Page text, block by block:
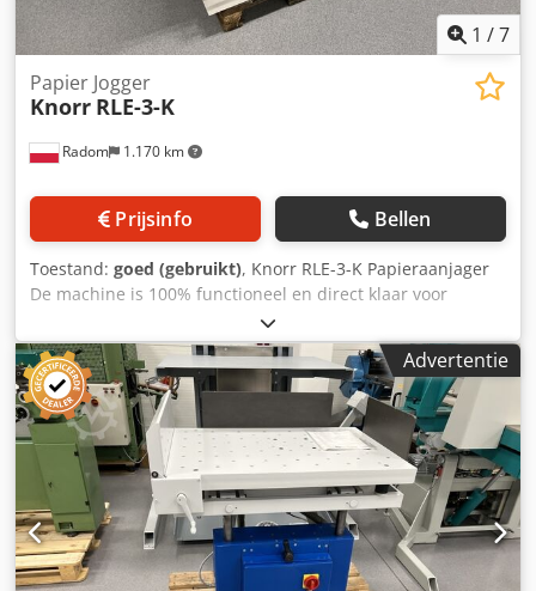
1 /7
Radom 1.170 km
Papier Jogger
Knorr RLE-3-K
Prijsinfo Bellen
Toestand: goed (gebruikt), Knorr RLE-3-K Papieraanjager
De machine is 100% functioneel en direct klaar voor
gebruik. Csdpfxozgc T Rs Ab Ajrf Technische gegevens:
Maximaal formaat: 750 x 850 mm Stapelhoogte: 150 mm
Gewicht: 300 kg Stroomvoorziening: 400 V Luchtbladentafel
Mogelijkheid tot uitlijnen naar rechts/links Verstelbare
kantelhoek Instelbare schudkracht
Advertentie